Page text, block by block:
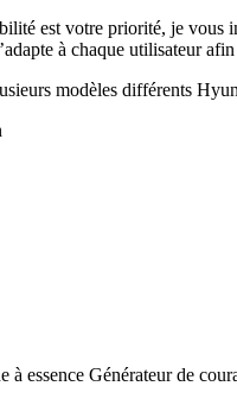
est votre priorité, je vous
à chaque utilisateur
modèles différents
à essence Générateur de